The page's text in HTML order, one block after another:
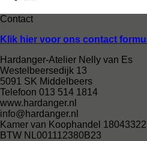
Contact
Klik hier voor ons contact
Hardanger-Atelier Nelly van Es
Westelbeersedijk 13
5091 SK Middelbeers
Telefoon 013 514 1814
www.hardanger.nl
info@hardanger.nl
Kamer van Koophandel 18043322
BTW NL001112380B23